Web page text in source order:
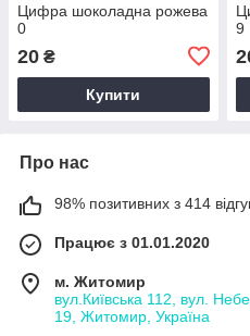
Цифра шоколадна рожева
0
20 ₴
Купити
9
Про нас
98% позитивних з 414
Працює з 01.01.2020
м. Житомир
вул.Київська 112, вул.
19, Житомир, Україна